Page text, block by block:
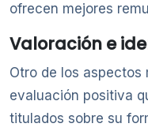
ofrecen mejores
Valoración e
Otro de los
evaluación positiva
titulados sobre su